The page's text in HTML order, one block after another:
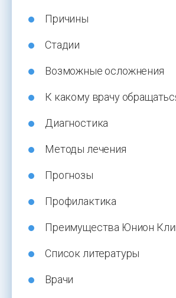
Причины
Стадии
Возможные осложнения
К какому врачу
Диагностика
Методы лечения
Прогнозы
Профилактика
Преимущества Юнион
Список литературы
Врачи